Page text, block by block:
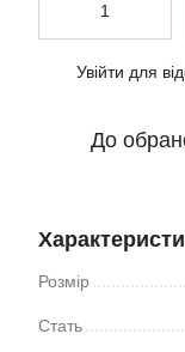
Увійти для
До
Розмір
Стать